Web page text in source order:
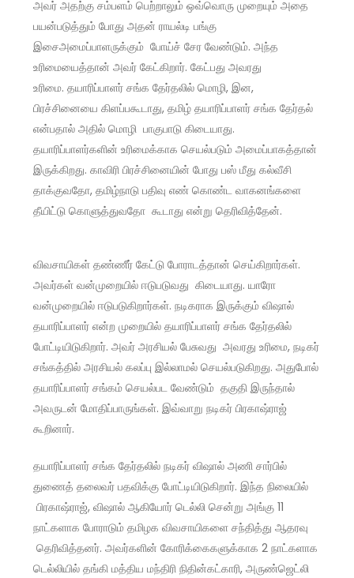
அவர் அதற்கு சம்பளம் பெற்றாலும் ஒவ்வொரு முறையும் அதை
பயன்படுத்தும் போது அதன் ராயல்டி பங்கு
இசைஅமைப்பாளருக்கும் போய்ச் சேர வேண்டும். அந்த
உரிமையைத்தான் அவர் கேட்கிறார். கேட்பது அவரது
உரிமை. தயாரிப்பாளர் சங்க தேர்தலில் மொழி, இன,
பிரச்சினையை கிளப்பகூடாது, தமிழ் தயாரிப்பாளர் சங்க தேர்தல்
என்பதால் அதில் மொழி பாகுபாடு கிடையாது.
தயாரிப்பாளர்களின் உரிமைக்காக செயல்படும் அமைப்பாகத்தான்
இருக்கிறது. காவிரி பிரச்சினையின் போது பஸ் மீது கல்வீசி
தாக்குவதோ, தமிழ்நாடு பதிவு எண் கொண்ட வாகனங்களை
தீயிட்டு கொளுத்துவதோ கூடாது என்று தெரிவித்தேன்.
விவசாயிகள் தண்ணீர் கேட்டு போராடத்தான் செய்கிறார்கள்.
அவர்கள் வன்முறையில் ஈடுபடுவது கிடையாது. யாரோ
வன்முறையில் ஈடுபடுகிறார்கள். நடிகராக இருக்கும் விஷால்
தயாரிப்பாளர் என்ற முறையில் தயாரிப்பாளர் சங்க தேர்தலில்
போட்டியிடுகிறார். அவர் அரசியல் பேசுவது அவரது உரிமை, நடிகர்
சங்கத்தில் அரசியல் கலப்பு இல்லாமல் செயல்படுகிறது. அதுபோல்
தயாரிப்பாளர் சங்கம் செயல்பட வேண்டும் தகுதி இருந்தால்
அவருடன் மோதிப்பாருங்கள். இவ்வாறு நடிகர் பிரகாஷ்ராஜ்
கூறினார்.
தயாரிப்பாளர் சங்க தேர்தலில் நடிகர் விஷால் அணி சார்பில்
துணைத் தலைவர் பதவிக்கு போட்டியிடுகிறார். இந்த நிலையில்
பிரகாஷ்ராஜ், விஷால் ஆகியோர் டெல்லி சென்று அங்கு 11
நாட்களாக போராடும் தமிழக விவசாயிகளை சந்தித்து ஆதரவு
தெரிவித்தனர். அவர்களின் கோரிக்கைகளுக்காக 2 நாட்களாக
டெல்லியில் தங்கி மத்திய மந்திரி நிதின்கட்காரி, அருண்ஜெட்லி